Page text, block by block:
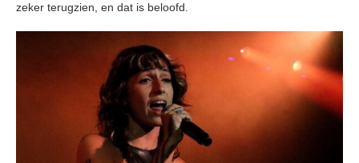
zeker terugzien, en dat is beloofd.